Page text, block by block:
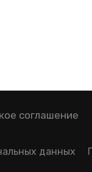
соглашение
данных